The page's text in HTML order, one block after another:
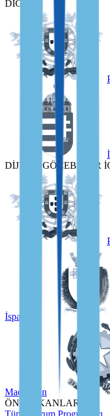
DİĞER
DİJİTAL GÖÇEBELER
İspanya
Macaristan
ÖNE ÇIKANLAR
Tüm Oturum Programları